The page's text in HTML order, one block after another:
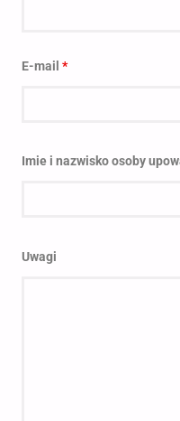
E-mail *
Imie i nazwisko osoby
Uwagi